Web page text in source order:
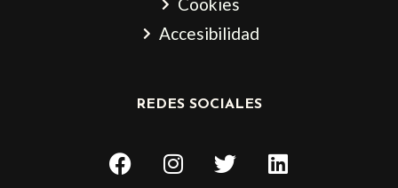
Accesibilidad
REDES SOCIALES
F
a
I
n
T
w
L
i